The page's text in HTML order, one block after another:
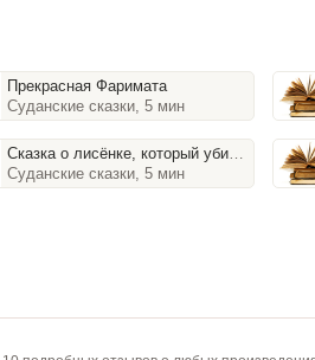
Прекрасная Фаримата
Суданские сказки, 5 мин
Сказка о лисёнке, который убил льва
Суданские сказки, 5 мин